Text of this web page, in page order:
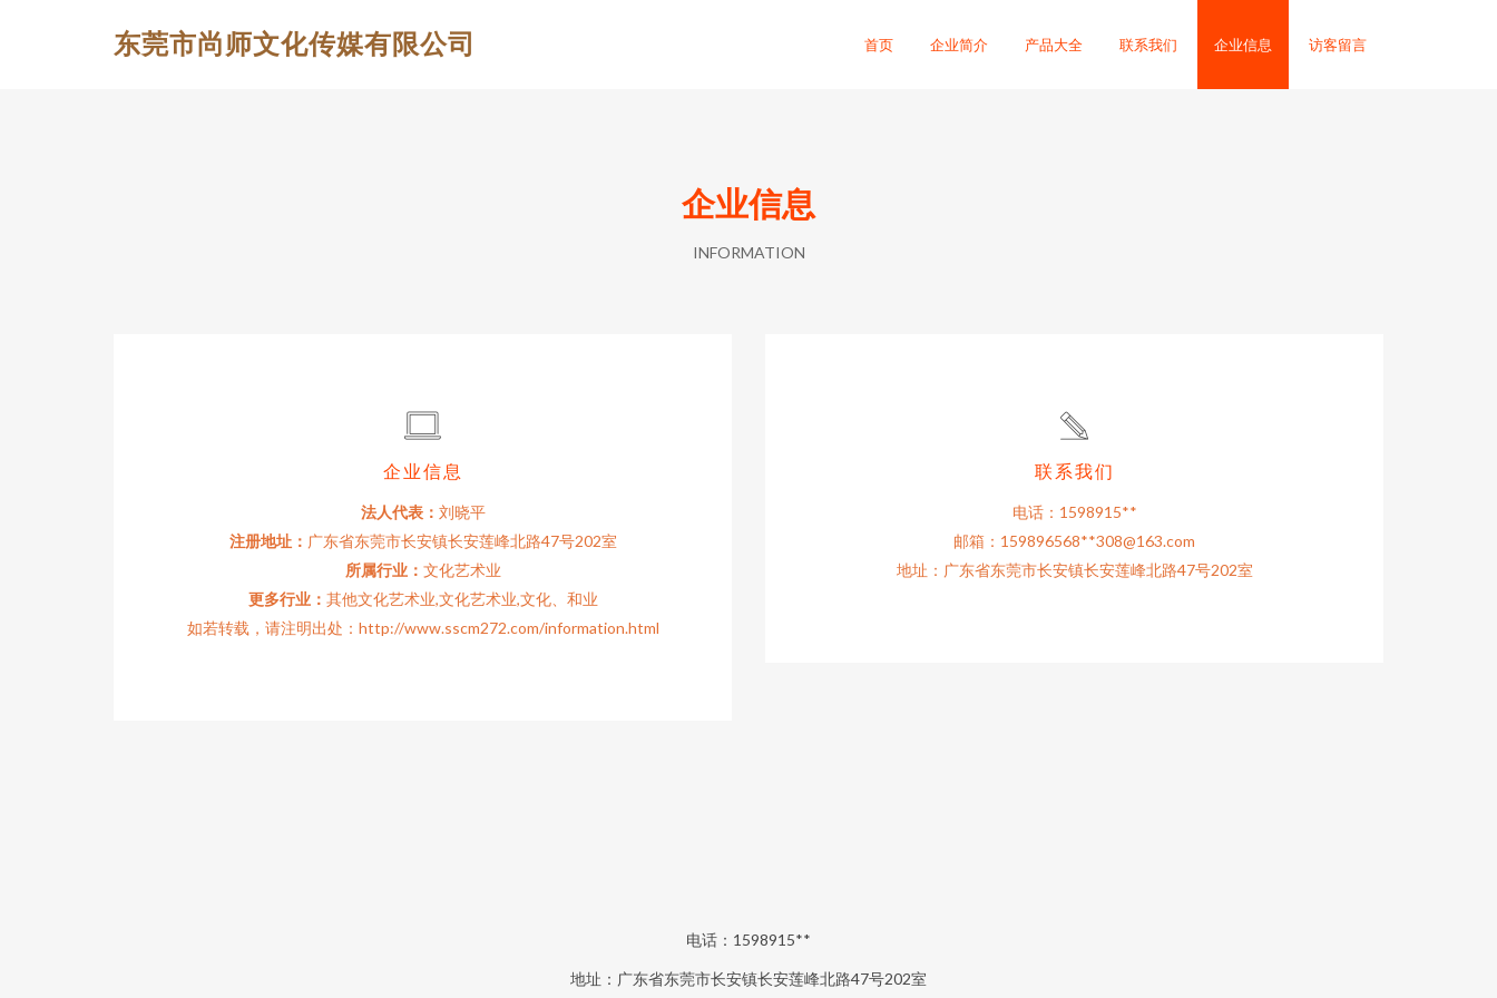
东莞市尚师文化传媒有限公司 首页 企业简介 产品大全 联系我们 企业信息 访客留言
企业信息
INFORMATION
企业信息
法人代表： 刘晓平
注册地址： 广东省东莞市长安镇长安莲峰北路47号202室
所属行业： 文化艺术业
更多行业： 其他文化艺术业,文化艺术业,文化、和业
如若转载，请注明出处：http://www.sscm272.com/information.html
联系我们
电话：1598915**
邮箱：159896568**308@163.com
地址：广东省东莞市长安镇长安莲峰北路47号202室
电话：1598915**
地址：广东省东莞市长安镇长安莲峰北路47号202室